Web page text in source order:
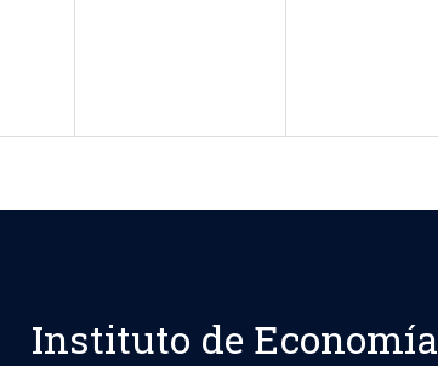
Instituto de Economía